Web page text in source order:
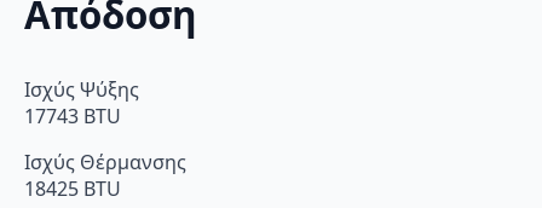
Απόδοση
Ισχύς Ψύξης
17743 BTU
Ισχύς Θέρμανσης
18425 BTU